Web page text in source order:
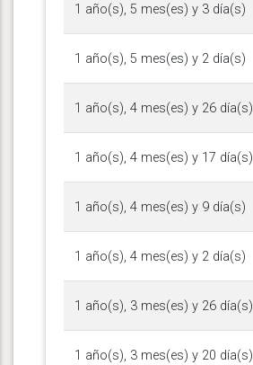
1 año(s), 5 mes(es) y 3 día(s)
1 año(s), 5 mes(es) y 2 día(s)
1 año(s), 4 mes(es) y 26 día(s)
1 año(s), 4 mes(es) y 17 día(s)
1 año(s), 4 mes(es) y 9 día(s)
1 año(s), 4 mes(es) y 2 día(s)
1 año(s), 3 mes(es) y 26 día(s)
1 año(s), 3 mes(es) y 20 día(s)